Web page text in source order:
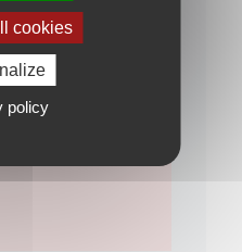
sur les
cookies
policy